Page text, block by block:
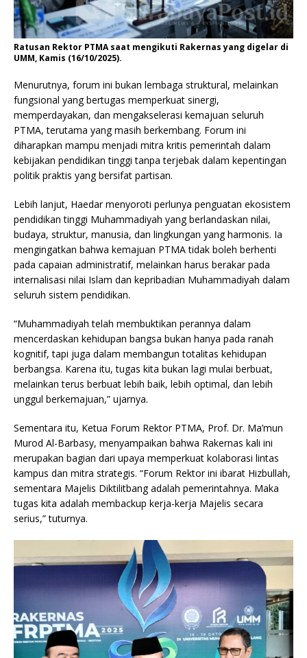
Ratusan Rektor PTMA saat mengikuti Rakernas yang digelar di
UMM, Kamis (16/10/2025).
Menurutnya, forum ini bukan lembaga struktural, melainkan
fungsional yang bertugas memperkuat sinergi,
memperdayakan, dan mengakselerasi kemajuan seluruh
PTMA, terutama yang masih berkembang. Forum ini
diharapkan mampu menjadi mitra kritis pemerintah dalam
kebijakan pendidikan tinggi tanpa terjebak dalam kepentingan
politik praktis yang bersifat partisan.
Lebih lanjut, Haedar menyoroti perlunya penguatan ekosistem
pendidikan tinggi Muhammadiyah yang berlandaskan nilai,
budaya, struktur, manusia, dan lingkungan yang harmonis. Ia
mengingatkan bahwa kemajuan PTMA tidak boleh berhenti
pada capaian administratif, melainkan harus berakar pada
internalisasi nilai Islam dan kepribadian Muhammadiyah dalam
seluruh sistem pendidikan.
“Muhammadiyah telah membuktikan perannya dalam
mencerdaskan kehidupan bangsa bukan hanya pada ranah
kognitif, tapi juga dalam membangun totalitas kehidupan
berbangsa. Karena itu, tugas kita bukan lagi mulai berbuat,
melainkan terus berbuat lebih baik, lebih optimal, dan lebih
unggul berkemajuan,” ujarnya.
Sementara itu, Ketua Forum Rektor PTMA, Prof. Dr. Ma’mun
Murod Al-Barbasy, menyampaikan bahwa Rakernas kali ini
merupakan bagian dari upaya memperkuat kolaborasi lintas
kampus dan mitra strategis. “Forum Rektor ini ibarat Hizbullah,
sementara Majelis Diktilitbang adalah pemerintahnya. Maka
tugas kita adalah membackup kerja-kerja Majelis secara
serius,” tuturnya.